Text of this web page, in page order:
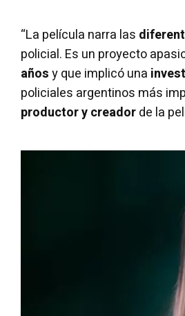
“La película narra las
policial. Es un proyecto
añosy que implicó una
policiales argentinos más
productor y creadorde la